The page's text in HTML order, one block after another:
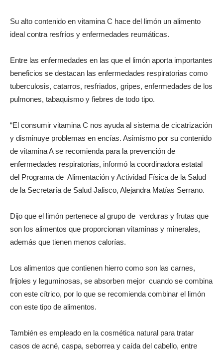
Su alto contenido en vitamina C hace del limón un alimento
ideal contra resfríos y enfermedades reumáticas.
Entre las enfermedades en las que el limón aporta importantes
beneficios se destacan las enfermedades respiratorias como
tuberculosis, catarros, resfriados, gripes, enfermedades de los
pulmones, tabaquismo y fiebres de todo tipo.
“El consumir vitamina C nos ayuda al sistema de cicatrización
y disminuye problemas en encías. Asimismo por su contenido
de vitamina A se recomienda para la prevención de
enfermedades respiratorias, informó la coordinadora estatal
del Programa de Alimentación y Actividad Física de la Salud
de la Secretaría de Salud Jalisco, Alejandra Matías Serrano.
Dijo que el limón pertenece al grupo de verduras y frutas que
son los alimentos que proporcionan vitaminas y minerales,
además que tienen menos calorías.
Los alimentos que contienen hierro como son las carnes,
frijoles y leguminosas, se absorben mejor cuando se combina
con este cítrico, por lo que se recomienda combinar el limón
con este tipo de alimentos.
También es empleado en la cosmética natural para tratar
casos de acné, caspa, seborrea y caída del cabello, entre